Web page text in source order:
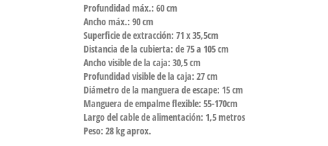
Profundidad máx.: 60 cm
Ancho máx.: 90 cm
Superficie de extracción: 71 x 35,5cm
Distancia de la cubierta: de 75 a 105 cm
Ancho visible de la caja: 30,5 cm
Profundidad visible de la caja: 27 cm
Diámetro de la manguera de escape: 15 cm
Manguera de empalme flexible: 55-170cm
Largo del cable de alimentación: 1,5 metros
Peso: 28 kg aprox.